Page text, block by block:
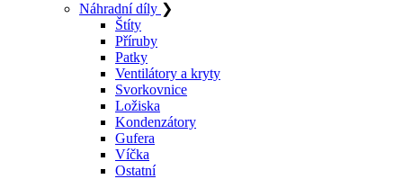
Náhradní díly ❯
Štíty
Příruby
Patky
Ventilátory a kryty
Svorkovnice
Ložiska
Kondenzátory
Gufera
Víčka
Ostatní